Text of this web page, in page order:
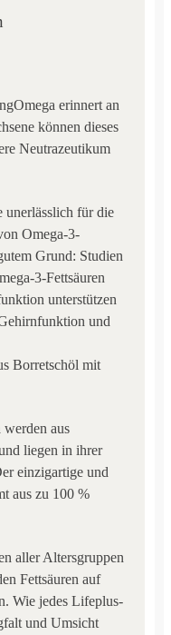
erinnert an
können dieses
Neutrazeutikum
unerlässlich für die
Omega-3-
Grund: Studien
3-Fettsäuren
unterstützen
und
Borretschöl mit
aus
liegen in ihrer
einzigartige und
aus zu 100 %
aller Altersgruppen
Fettsäuren auf
Wie jedes Lifeplus-
und Umsicht